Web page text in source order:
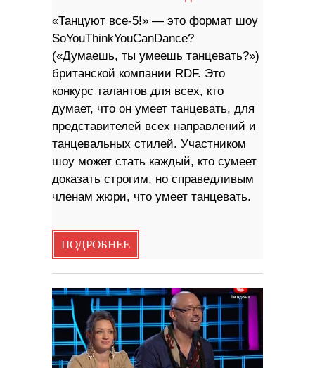
«Танцуют все-5!» — это формат шоу
SoYouThinkYouCanDance?
(«Думаешь, ты умеешь танцевать?»)
британской компании RDF. Это
конкурс талантов для всех, кто
думает, что он умеет танцевать, для
представителей всех направлений и
танцевальных стилей. Участником
шоу может стать каждый, кто сумеет
доказать строгим, но справедливым
членам жюри, что умеет танцевать.
ПОДРОБНЕЕ